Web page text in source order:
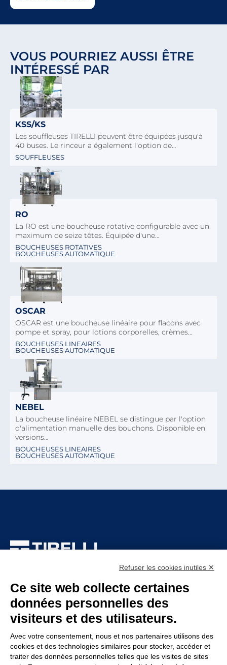
VOUS POURRIEZ AUSSI ÊTRE
INTÉRESSÉ PAR
KSS/KS
Les souffleuses TIRELLI peuvent être équipées jusqu'à
40 buses. Le rinceur a également l'option de…
SOUFFLEUSES
RO
La RO est une boucheuse rotative configurable avec un
maximum de seize têtes. Équipée d'une…
BOUCHEUSES ROTATIVES
BOUCHEUSES AUTOMATIQUE
OSCAR
OSCAR est une boucheuse linéaire pour flacons avec
pompe et spray, pour lotions corporelles, crèmes…
BOUCHEUSES LINEAIRES
BOUCHEUSES AUTOMATIQUE
NEBEL
La boucheuse linéaire NEBEL se distingue par l'option
d'alimentation manuelle des bouchons. Disponible en
versions…
BOUCHEUSES LINEAIRES
BOUCHEUSES AUTOMATIQUE
Via Veronesi, 1 – 46045 Marmirolo (MN), Italy
P.iva: 01905710206
Capital social: 210.000
ENTERPRISE
Service assistance
POLITIQUE
Whistleblowing
Refuser les cookies inutiles ✕
Ce site web collecte certaines
données personnelles des
visiteurs et des utilisateurs.
Avec votre consentement, nous et nos partenaires utilisons des
cookies et des technologies similaires pour stocker, accéder et
traiter des données personnelles telles que les visites de sites